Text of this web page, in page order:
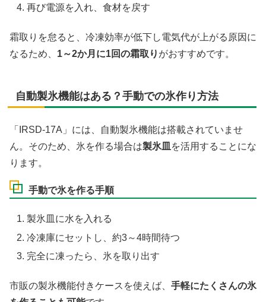
再び電源を入れ、食材を戻す
霜取りを怠ると、冷凍効率が低下し電気代が上がる原因に
なるため、 1～2か月に1回の霜取り がおすすめです。
自動製氷機能はある？手動での氷作り方法
「IRSD-17A」には、自動製氷機能は搭載されていませ
ん。そのため、氷を作る場合は製氷皿 を活用することにな
ります。
手動で氷を作る手順
製氷皿に水を入れる
冷凍庫にセットし、約3～4時間待つ
完全に凍ったら、氷を取り出す
市販の製氷機能付きケースを使えば、 手軽にたくさんの氷